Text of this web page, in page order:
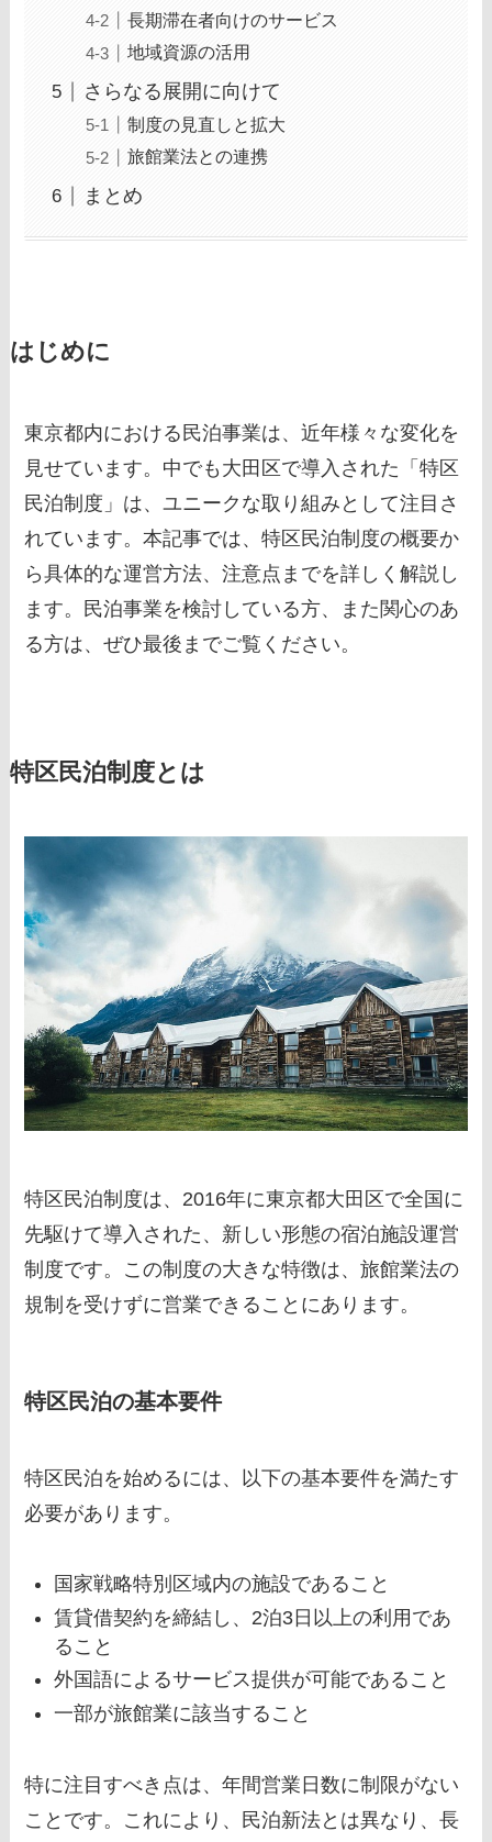
長期滞在者向けのサービス
地域資源の活用
さらなる展開に向けて
制度の見直しと拡大
旅館業法との連携
まとめ
はじめに
東京都内における民泊事業は、近年様々な変化を
見せています。中でも大田区で導入された「特区
民泊制度」は、ユニークな取り組みとして注目さ
れています。本記事では、特区民泊制度の概要か
ら具体的な運営方法、注意点までを詳しく解説し
ます。民泊事業を検討している方、また関心のあ
る方は、ぜひ最後までご覧ください。
特区民泊制度とは
特区民泊制度は、2016年に東京都大田区で全国に
先駆けて導入された、新しい形態の宿泊施設運営
制度です。この制度の大きな特徴は、旅館業法の
規制を受けずに営業できることにあります。
特区民泊の基本要件
特区民泊を始めるには、以下の基本要件を満たす
必要があります。
国家戦略特別区域内の施設であること
賃貸借契約を締結し、2泊3日以上の利用であ
ること
外国語によるサービス提供が可能であること
一部が旅館業に該当すること
特に注目すべき点は、年間営業日数に制限がない
ことです。これにより、民泊新法とは異なり、長